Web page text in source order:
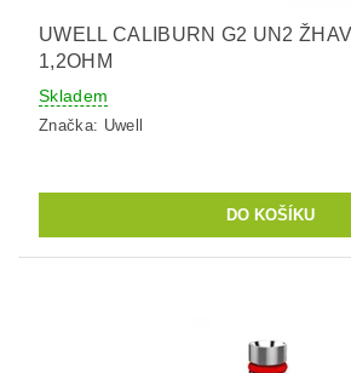
UWELL CALIBURN G2 UN2
1,2OHM
Skladem
Značka: Uwell